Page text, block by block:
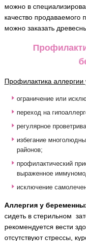
можно в
качество
можно заказать
Профилактика
ограничение или
переход на
регулярное
избегание
районов;
профилактический
выраженное
исключение
Аллергия у
сидеть в стерильном
рекомендуется вести
отсутствуют стрессы,